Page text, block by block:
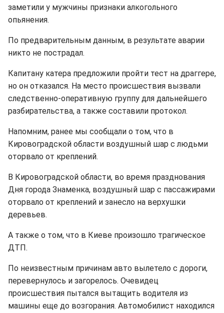
заметили у мужчины признаки алкогольного
опьянения.
По предварительным данным, в результате аварии
никто не пострадал.
Капитану катера предложили пройти тест на драггере,
но он отказался. На место происшествия вызвали
следственно-оперативную группу для дальнейшего
разбирательства, а также составили протокол.
Напомним, ранее мы сообщали о том, что в
Кировоградской области воздушный шар с людьми
оторвало от креплений.
В Кировоградской области, во время празднования
Дня города Знаменка, воздушный шар с пассажирами
оторвало от креплений и занесло на верхушки
деревьев.
А также о том, что в Киеве произошло трагическое
ДТП.
По неизвестным причинам авто вылетело с дороги,
перевернулось и загорелось. Очевидец
происшествия пытался вытащить водителя из
машины еще до возгорания. Автомобилист находился